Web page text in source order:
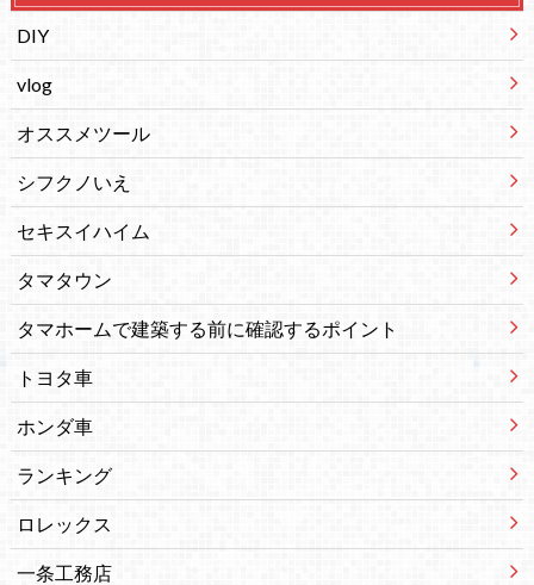
DIY
vlog
オススメツール
シフクノいえ
セキスイハイム
タマタウン
タマホームで建築する前に確認するポイント
トヨタ車
ホンダ車
ランキング
ロレックス
一条工務店